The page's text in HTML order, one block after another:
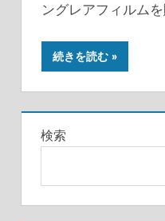
ングレアフィルム
続きを読む
検索